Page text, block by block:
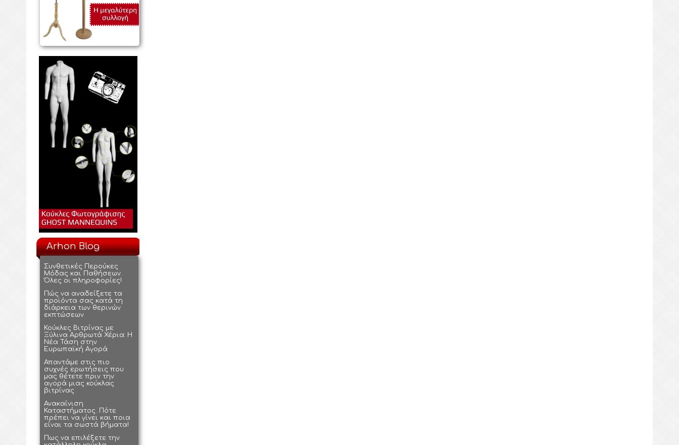
Arhon Blog
Συνθετικές Περούκες
Μόδας και Παθήσεων.
Όλες οι πληροφορίες!
Πώς να αναδείξετε τα
προϊόντα σας κατά τη
διάρκεια των θερινών
εκπτώσεων
Κούκλες Βιτρίνας με
Ξύλινα Αρθρωτά Χέρια: Η
Νέα Τάση στην
Ευρωπαϊκή Αγορά
Απαντάμε στις πιο
συχνές ερωτήσεις που
μας θέτετε πριν την
αγορά μιας κούκλας
βιτρίνας
Ανακαίνιση
Καταστήματος. Πότε
πρέπει να γίνει και ποια
είναι τα σωστά βήματα!
Πως να επιλέξετε την